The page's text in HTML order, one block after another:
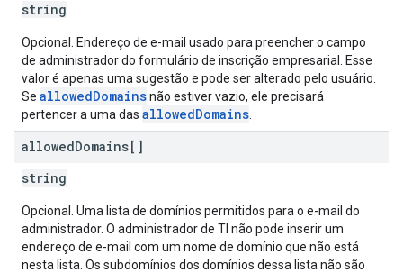
string
Opcional. Endereço de e-mail usado para preencher o campo
de administrador do formulário de inscrição empresarial. Esse
valor é apenas uma sugestão e pode ser alterado pelo usuário.
Se allowedDomainsnão estiver vazio, ele precisará
pertencer a uma das allowedDomains
allowedDomains[]
string
Opcional. Uma lista de domínios permitidos para o e-mail do
administrador. O administrador de TI não pode inserir um
endereço de e-mail com um nome de domínio que não está
nesta lista. Os subdomínios dos domínios dessa lista não são